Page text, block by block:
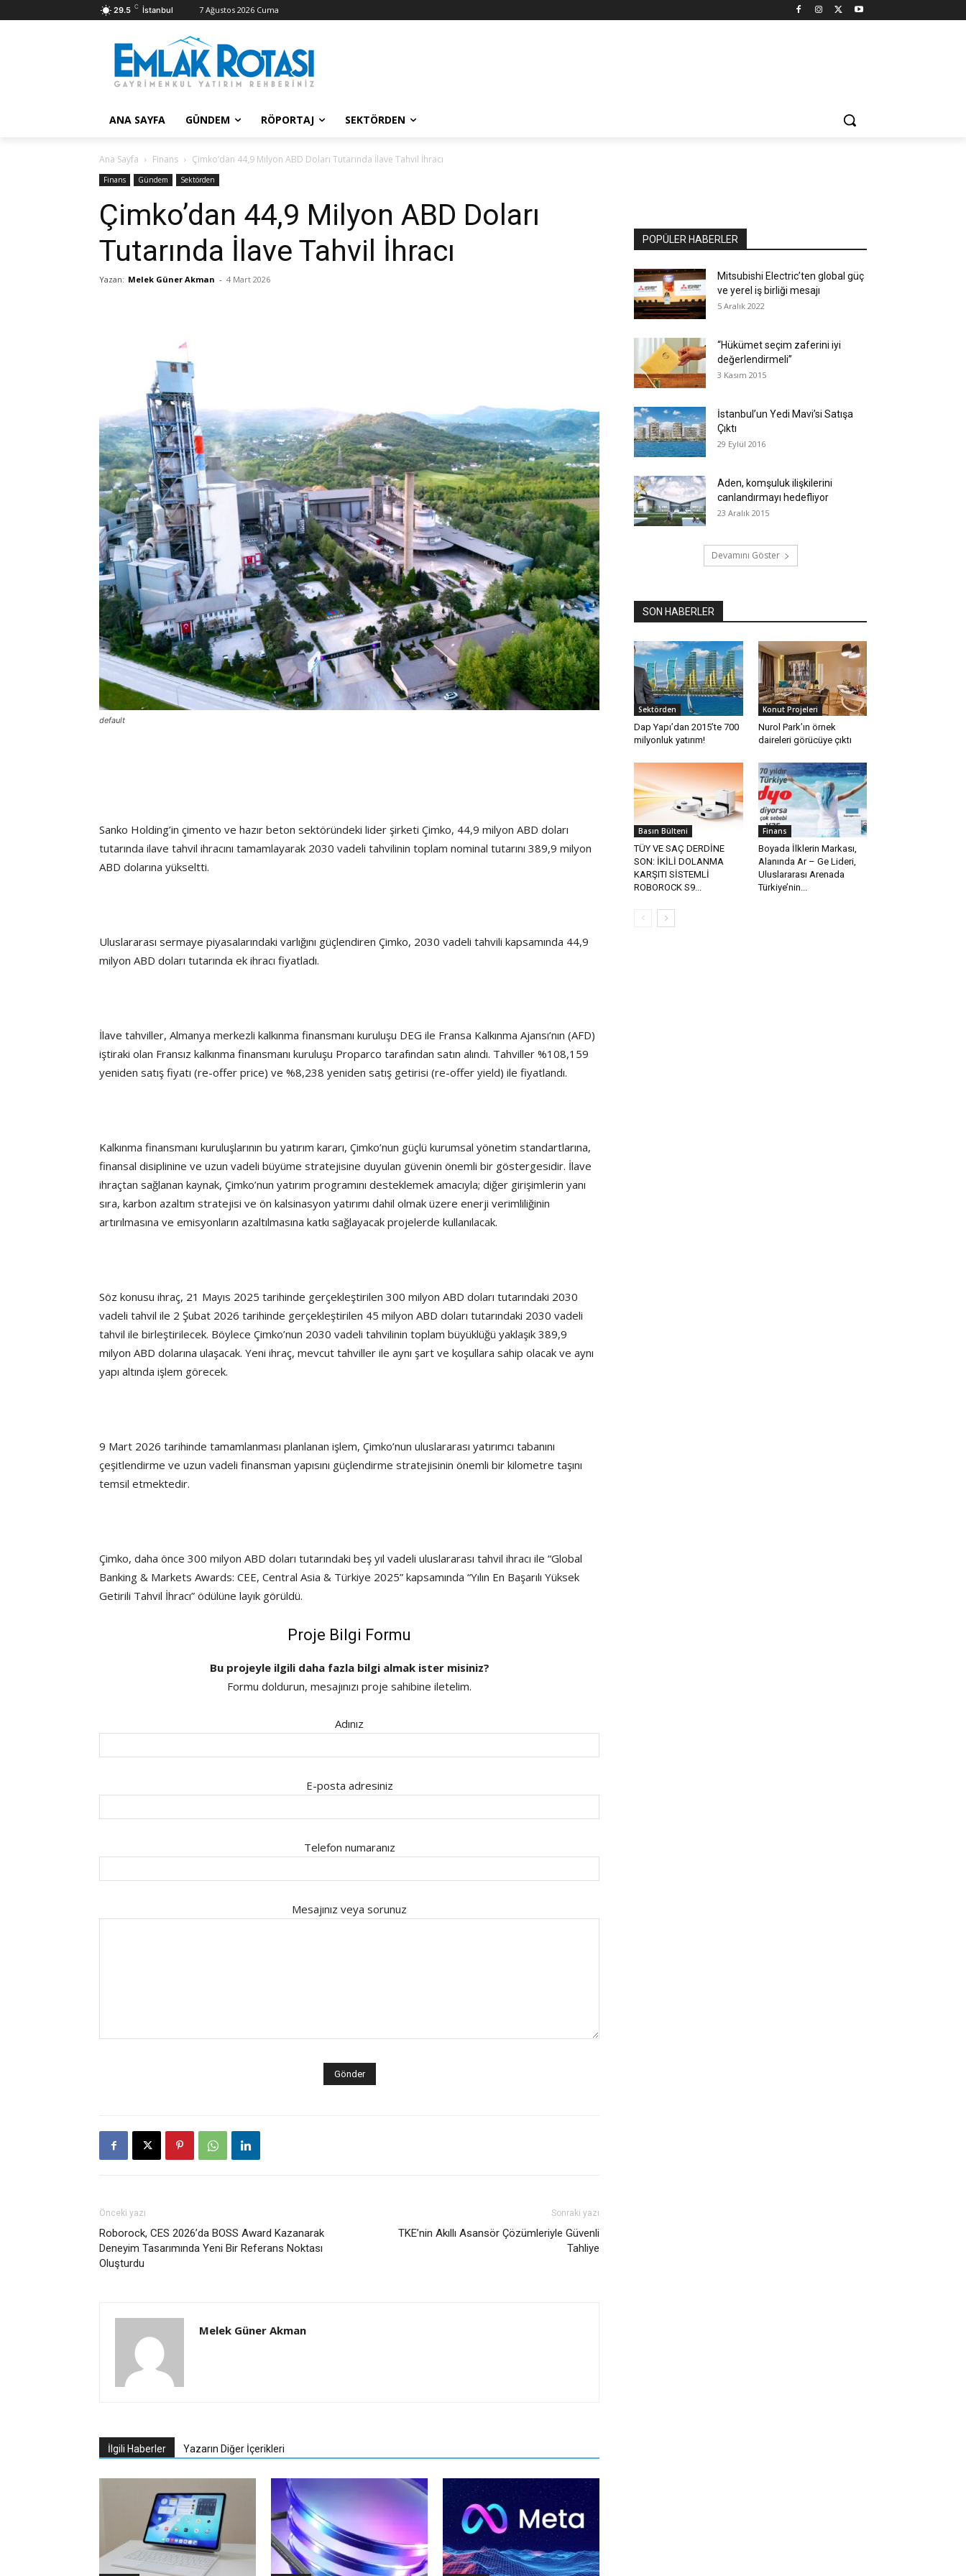
29.5 C İstanbul 7 Ağustos 2026 Cuma
ANA SAYFA GÜNDEM RÖPORTAJ SEKTÖRDEN
Ana Sayfa Finans Çimko’dan 44,9 Milyon ABD Doları Tutarında İlave Tahvil İhracı
Finans Gündem Sektörden
Çimko’dan 44,9 Milyon ABD Doları
Tutarında İlave Tahvil İhracı
Yazan: Melek Güner Akman - 4 Mart 2026
default
Sanko Holding’in çimento ve hazır beton sektöründeki lider şirketi Çimko, 44,9 milyon ABD doları
tutarında ilave tahvil ihracını tamamlayarak 2030 vadeli tahvilinin toplam nominal tutarını 389,9 milyon
ABD dolarına yükseltti.
Uluslararası sermaye piyasalarındaki varlığını güçlendiren Çimko, 2030 vadeli tahvili kapsamında 44,9
milyon ABD doları tutarında ek ihracı fiyatladı.
İlave tahviller, Almanya merkezli kalkınma finansmanı kuruluşu DEG ile Fransa Kalkınma Ajansı’nın (AFD)
iştiraki olan Fransız kalkınma finansmanı kuruluşu Proparco tarafından satın alındı. Tahviller %108,159
yeniden satış fiyatı (re-offer price) ve %8,238 yeniden satış getirisi (re-offer yield) ile fiyatlandı.
Kalkınma finansmanı kuruluşlarının bu yatırım kararı, Çimko’nun güçlü kurumsal yönetim standartlarına,
finansal disiplinine ve uzun vadeli büyüme stratejisine duyulan güvenin önemli bir göstergesidir. İlave
ihraçtan sağlanan kaynak, Çimko’nun yatırım programını desteklemek amacıyla; diğer girişimlerin yanı
sıra, karbon azaltım stratejisi ve ön kalsinasyon yatırımı dahil olmak üzere enerji verimliliğinin
artırılmasına ve emisyonların azaltılmasına katkı sağlayacak projelerde kullanılacak.
Söz konusu ihraç, 21 Mayıs 2025 tarihinde gerçekleştirilen 300 milyon ABD doları tutarındaki 2030
vadeli tahvil ile 2 Şubat 2026 tarihinde gerçekleştirilen 45 milyon ABD doları tutarındaki 2030 vadeli
tahvil ile birleştirilecek. Böylece Çimko’nun 2030 vadeli tahvilinin toplam büyüklüğü yaklaşık 389,9
milyon ABD dolarına ulaşacak. Yeni ihraç, mevcut tahviller ile aynı şart ve koşullara sahip olacak ve aynı
yapı altında işlem görecek.
9 Mart 2026 tarihinde tamamlanması planlanan işlem, Çimko’nun uluslararası yatırımcı tabanını
çeşitlendirme ve uzun vadeli finansman yapısını güçlendirme stratejisinin önemli bir kilometre taşını
temsil etmektedir.
Çimko, daha önce 300 milyon ABD doları tutarındaki beş yıl vadeli uluslararası tahvil ihracı ile “Global
Banking & Markets Awards: CEE, Central Asia & Türkiye 2025” kapsamında “Yılın En Başarılı Yüksek
Getirili Tahvil İhracı” ödülüne layık görüldü.
Proje Bilgi Formu
Bu projeyle ilgili daha fazla bilgi almak ister misiniz?
Formu doldurun, mesajınızı proje sahibine iletelim.
Adınız
E-posta adresiniz
Telefon numaranız
Mesajınız veya sorunuz
Önceki yazı
Roborock, CES 2026’da BOSS Award Kazanarak
Deneyim Tasarımında Yeni Bir Referans Noktası
Oluşturdu
Sonraki yazı
TKE’nin Akıllı Asansör Çözümleriyle Güvenli
Tahliye
Melek Güner Akman
İlgili Haberler Yazarın Diğer İçerikleri
POPÜLER HABERLER
Mitsubishi Electric’ten global güç
ve yerel iş birliği mesajı
5 Aralık 2022
“Hükümet seçim zaferini iyi
değerlendirmeli”
3 Kasım 2015
İstanbul’un Yedi Mavi’si Satışa
Çıktı
29 Eylül 2016
Aden, komşuluk ilişkilerini
canlandırmayı hedefliyor
23 Aralık 2015
Devamını Göster
SON HABERLER
Sektörden
Dap Yapı’dan 2015’te 700
milyonluk yatırım!
Konut Projeleri
Nurol Park’ın örnek
daireleri görücüye çıktı
Basın Bülteni
TÜY VE SAÇ DERDİNE
SON: İKİLİ DOLANMA
KARŞITI SİSTEMLİ
ROBOROCK S9...
Finans
Boyada İlklerin Markası,
Alanında Ar – Ge Lideri,
Uluslararası Arenada
Türkiye’nin...